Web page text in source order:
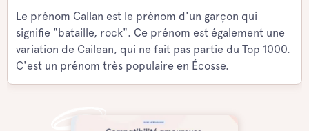
Le prénom Callan est le prénom d'un garçon qui
signifie "bataille, rock". Ce prénom est également une
variation de Cailean, qui ne fait pas partie du Top 1000.
C'est un prénom très populaire en Écosse.